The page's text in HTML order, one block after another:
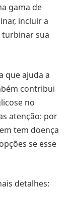
gama de
incluir a
turbinar sua
que ajuda a
contribui
no
atenção: por
tem doença
se esse
detalhes: